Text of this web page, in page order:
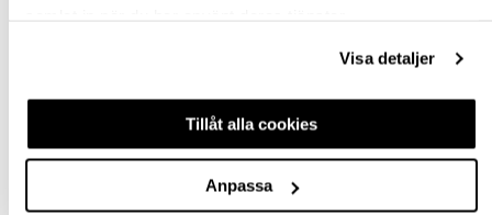
Visa detaljer
Tillåt alla cookies
Anpassa